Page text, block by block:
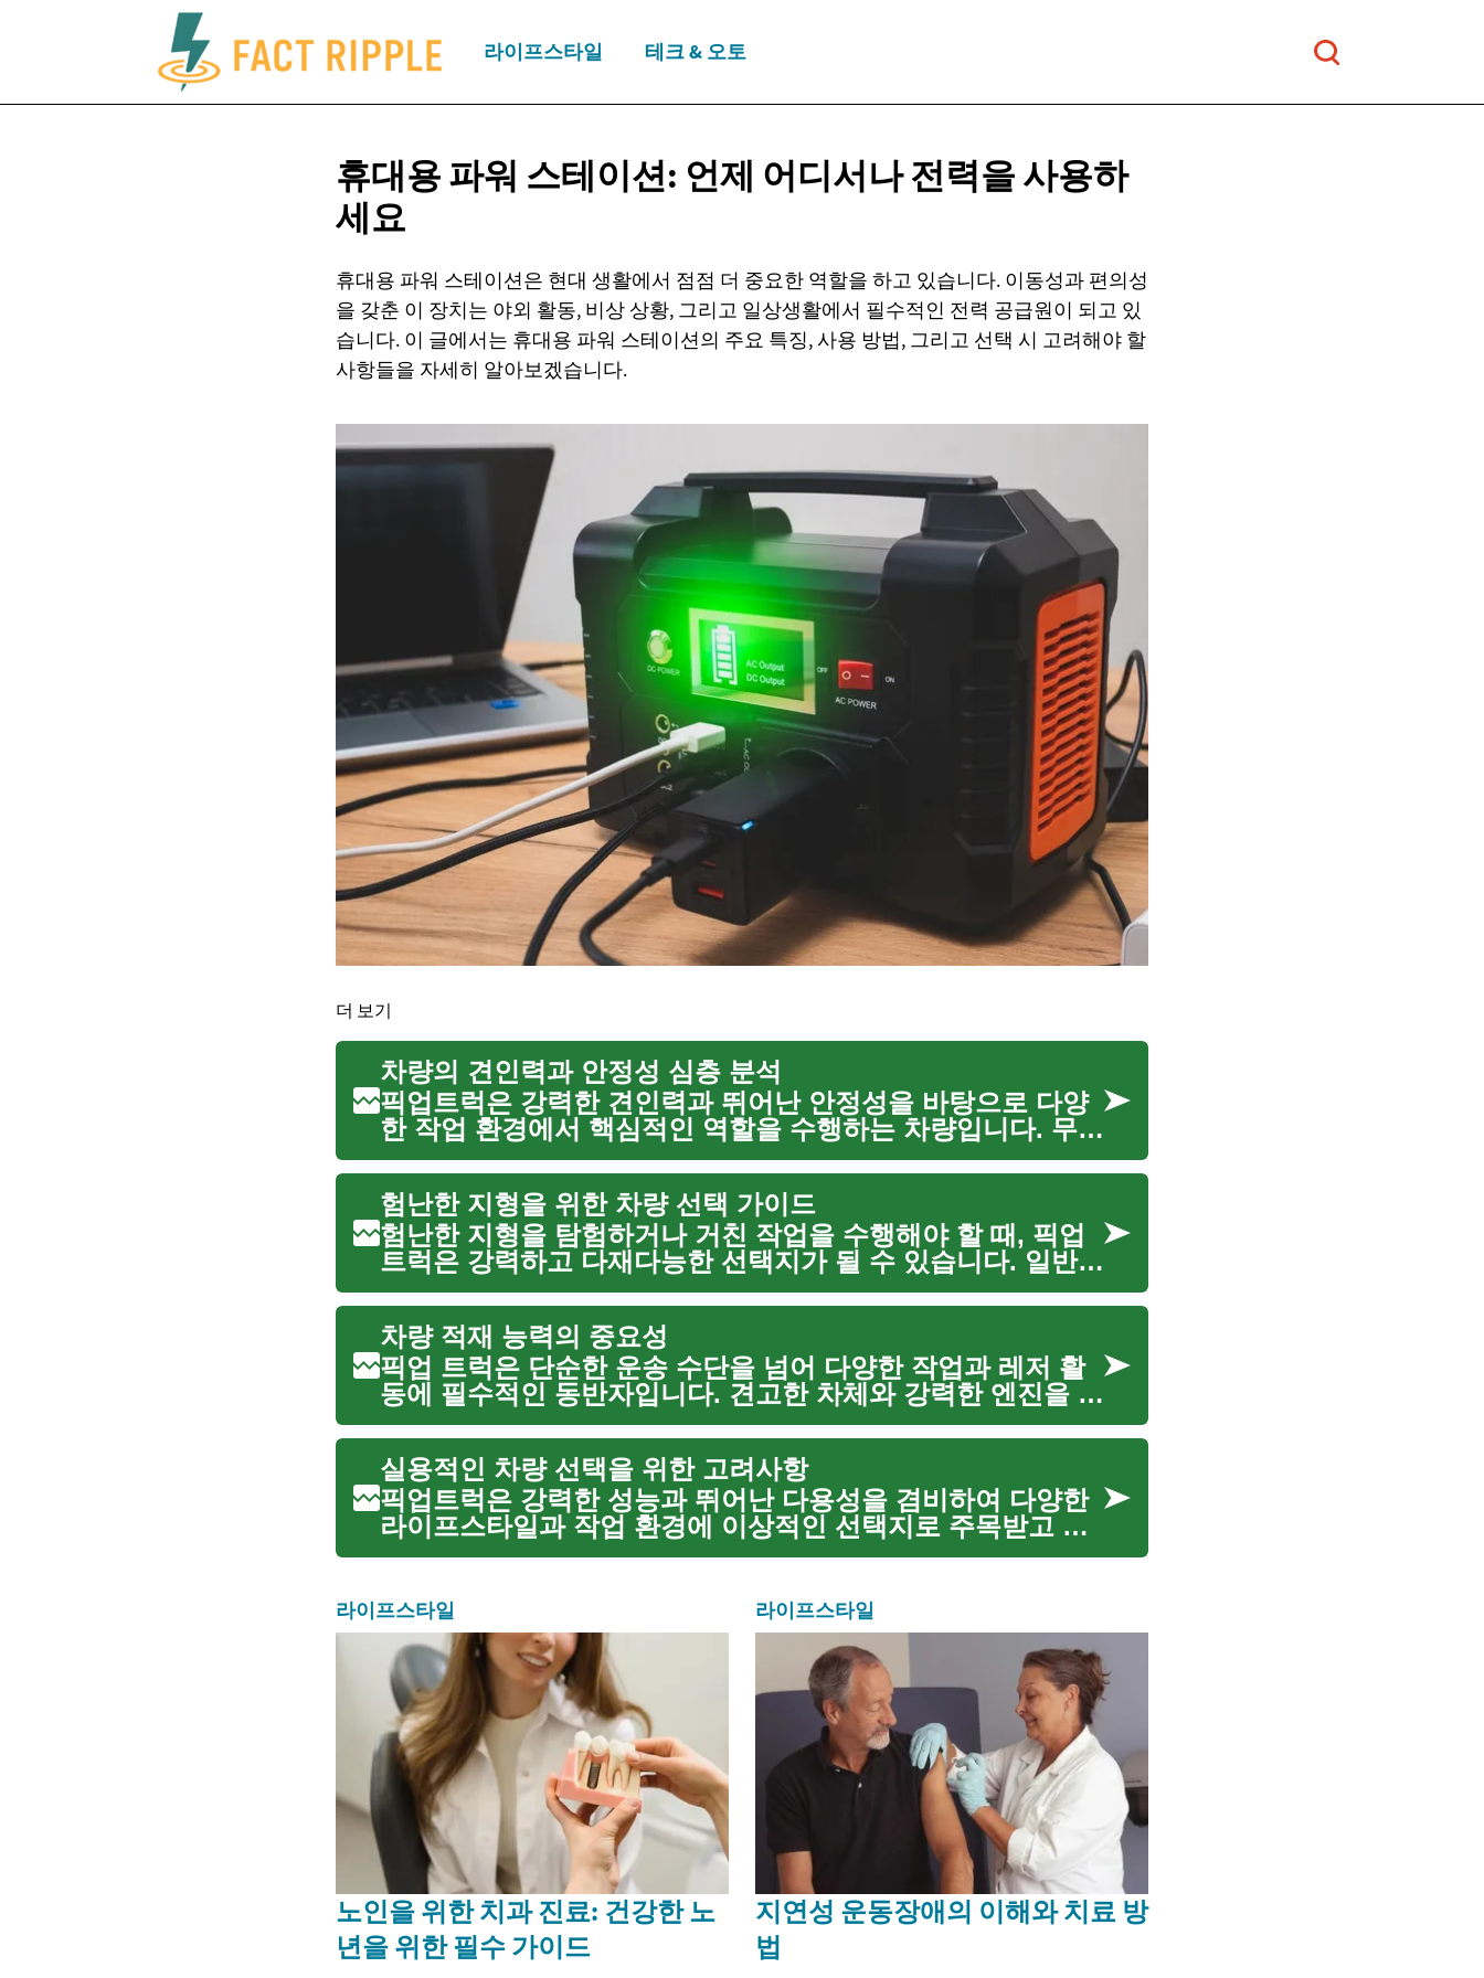
라이프스타일 테크 & 오토
휴대용 파워 스테이션: 언제 어디서나전력을 사용하
세요
휴대용 파워 스테이션은 현대 생활에서 점점 더 중요한 역할을 하고 있습니다. 이동성과 편의성
을 갖춘 이 장치는 야외 활동, 비상 상황, 그리고 일상생활에서 필수적인 전력 공급원이 되고 있
습니다. 이 글에서는 휴대용 파워 스테이션의 주요 특징, 사용 방법, 그리고 선택 시 고려해야 할
사항들을 자세히 알아보겠습니다.
더 보기
차량의 견인력과 안정성 심층 분석
픽업트럭은 강력한 견인력과 뛰어난 안정성을 바탕으로 다양
한 작업 환경에서 핵심적인 역할을 수행하는 차량입니다. 무거
운 짐을 운반하거나 대형 트레일러를 견인하는 데 특화되어 있
으며, 험난한 지형에서도 안정적인 주...
험난한 지형을 위한 차량 선택 가이드
험난한 지형을 탐험하거나 거친 작업을 수행해야 할 때, 픽업
트럭은 강력하고 다재다능한 선택지가 될 수 있습니다. 일반적
인 도로 주행을 넘어선 환경에서 최적의 성능을 발휘하려면,
차량의 특정 기능과 설계가 중요합...
차량 적재 능력의 중요성
픽업 트럭은 단순한 운송 수단을 넘어 다양한 작업과 레저 활
동에 필수적인 동반자입니다. 견고한 차체와 강력한 엔진을 바
탕으로 무거운 화물을 운반하고, 험난한 지형을 주파하며, 때
로는 이동식 작업장 역할을 하기도...
실용적인 차량 선택을 위한 고려사항
픽업트럭은 강력한 성능과 뛰어난 다용성을 겸비하여 다양한
라이프스타일과 작업 환경에 이상적인 선택지로 주목받고 있
습니다. 짐을 운반하거나, 트레일러를 견인하거나, 혹은 험난
라이프스타일
노인을 위한 치과 진료: 건강한 노
년을 위한 필수 가이드
라이프스타일
지연성 운동장애의 이해와 치료 방
법